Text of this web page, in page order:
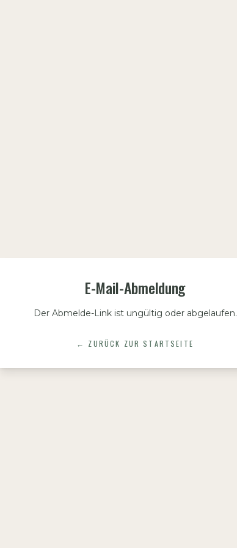
E-Mail-Abmeldung
Der Abmelde-Link ist ungültig oder abgelaufen.
← ZURÜCK ZUR STARTSEITE